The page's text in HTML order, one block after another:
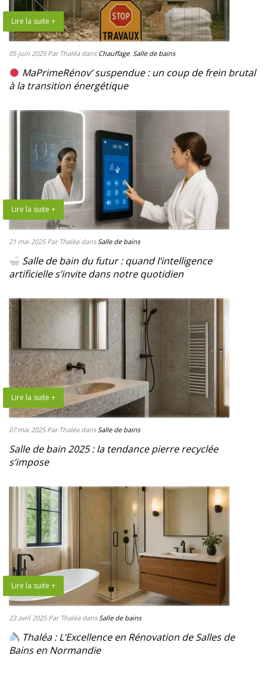
Lire la suite +
05 juin 2025 Par Thaléa dans Chauffage, Salle de bains
MaPrimeRénov’ suspendue : un coup de frein brutal
à la transition énergétique
Lire la suite +
21 mai 2025 Par Thaléa dansSalle de bains
Salle de bain du futur : quand l’intelligence
artificielle s’invite dans notre quotidien
Lire la suite +
07 mai 2025 Par Thaléa dansSalle de bains
Salle de bain 2025 : la tendance pierre recyclée
s’impose
Lire la suite +
23 avril 2025 Par Thaléa dansSalle de bains
Thaléa : L’Excellence en Rénovation de Salles de
Bains en Normandie